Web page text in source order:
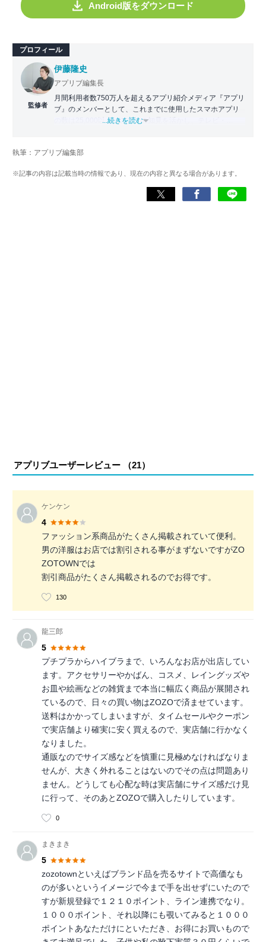
Android版をダウンロード
プロフィール
監修者
伊藤隆史
アプリブ編集長
月間利用者数750万人を超えるアプリ紹介メディア『アプリ
ブ』のメンバーとして、これまでに使用したスマホアプリ
の数は25,000以上。アプリの知見を活かし、テレビ・
化アプリの紹介）、TBS『サタプラ』（スマホライフが変
スマホアプリ）他
...続きを読む
執筆：アプリブ編集部
※記事の内容は記載当時の情報であり、現在の内容と異なる場合があります。
アプリブユーザーレビュー （21）
ケンケン
4
ファッション系商品がたくさん掲載されていて便利。
男の洋服はお店では割引される事がまずないですがZO
ZOTOWNでは
割引商品がたくさん掲載されるのでお得です。
130
龍三郎
5
プチプラからハイブラまで、いろんなお店が出店してい
ます。アクセサリーやかばん、コスメ、レイングッズや
お皿や絵画などの雑貨まで本当に幅広く商品が展開され
ているので、日々の買い物はZOZOで済ませています。
送料はかかってしまいますが、タイムセールやクーポン
で実店舗より確実に安く買えるので、実店舗に行かなく
なりました。
通販なのでサイズ感などを慎重に見極めなければなりま
せんが、大きく外れることはないのでその点は問題あり
ません。どうしても心配な時は実店舗にサイズ感だけ見
に行って、そのあとZOZOで購入したりしています。
0
まきまき
5
zozotownといえばブランド品を売るサイトで高価なも
のが多いというイメージで今まで手を出せずにいたので
すが新規登録で１２１０ポイント、ライン連携でなり。
１０００ポイント、それ以降にも覗いてみると１０００
ポイントあなただけにといただき、お得にお買いもので